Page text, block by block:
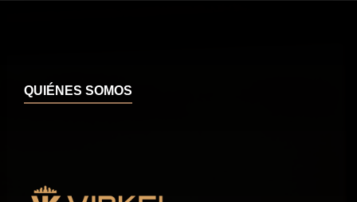
QUIÉNES SOMOS